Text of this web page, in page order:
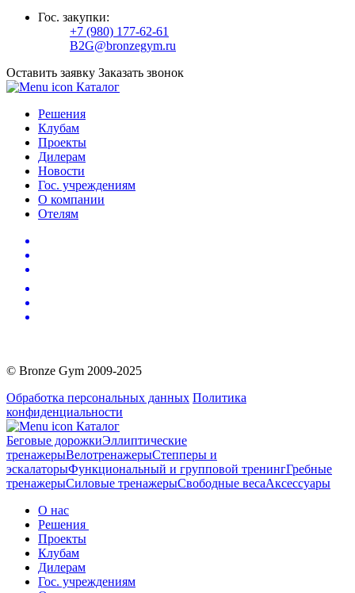
Гос. закупки:
+7 (980) 177-62-61
B2G@bronzegym.ru
Оставить заявку Заказать звонок
Каталог
Решения
Клубам
Проекты
Дилерам
Новости
Гос. учреждениям
О компании
Отелям
© Bronze Gym 2009-2025
Обработка персональных данных Политика
конфиденциальности
Каталог
Беговые дорожкиЭллиптические
тренажерыВелотренажерыСтепперы и
эскалаторыФункциональный и групповой тренингГребные
тренажерыСиловые тренажерыСвободные весаАксессуары
О нас
Решения
Проекты
Клубам
Дилерам
Гос. учреждениям